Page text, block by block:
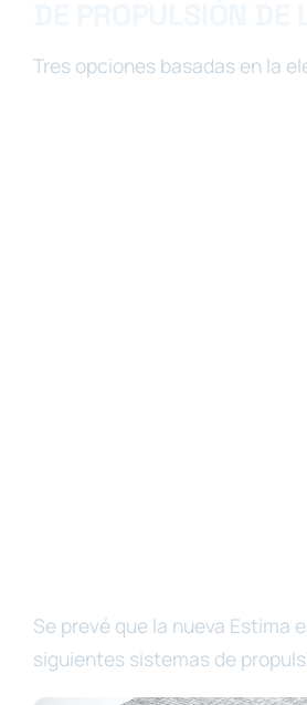
Tres opciones basadas en la
Se prevé que la nueva Estima
siguientes sistemas de